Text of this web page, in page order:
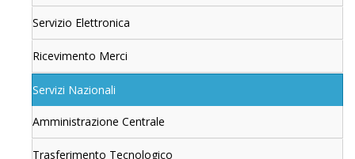
Servizio Elettronica
Ricevimento Merci
Servizi Nazionali
Amministrazione Centrale
Trasferimento Tecnologico